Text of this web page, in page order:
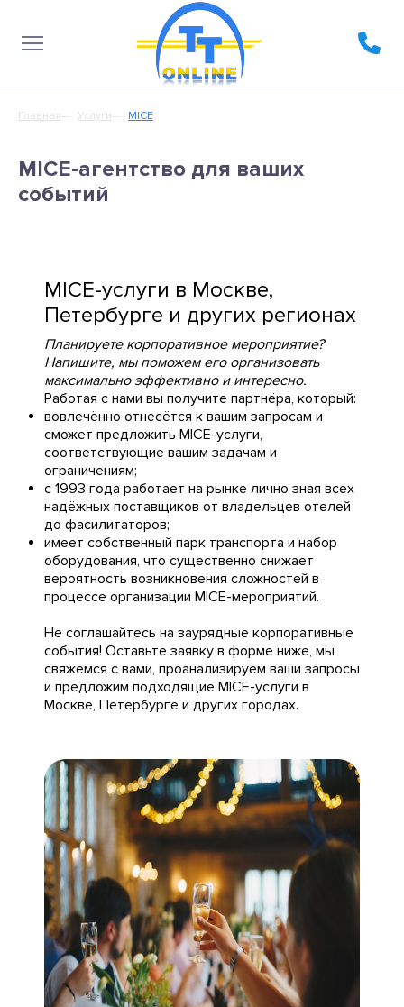
Главная Услуги MICE
MICE-агентство для ваших
событий
MICE-услуги в Москве,
Петербурге и других регионах
Планируете корпоративное мероприятие?
Напишите, мы поможем его организовать
максимально эффективно и интересно.
Работая с нами вы получите партнёра, который:
вовлечённо отнесётся к вашим запросам и
сможет предложить MICE-услуги,
соответствующие вашим задачам и
ограничениям;
с 1993 года работает на рынке лично зная всех
надёжных поставщиков от владельцев отелей
до фасилитаторов;
имеет собственный парк транспорта и набор
оборудования, что существенно снижает
вероятность возникновения сложностей в
процессе организации MICE-мероприятий.
Не соглашайтесь на заурядные корпоративные
события! Оставьте заявку в форме ниже, мы
свяжемся с вами, проанализируем ваши запросы
и предложим подходящие MICE-услуги в
Москве, Петербурге и других городах.